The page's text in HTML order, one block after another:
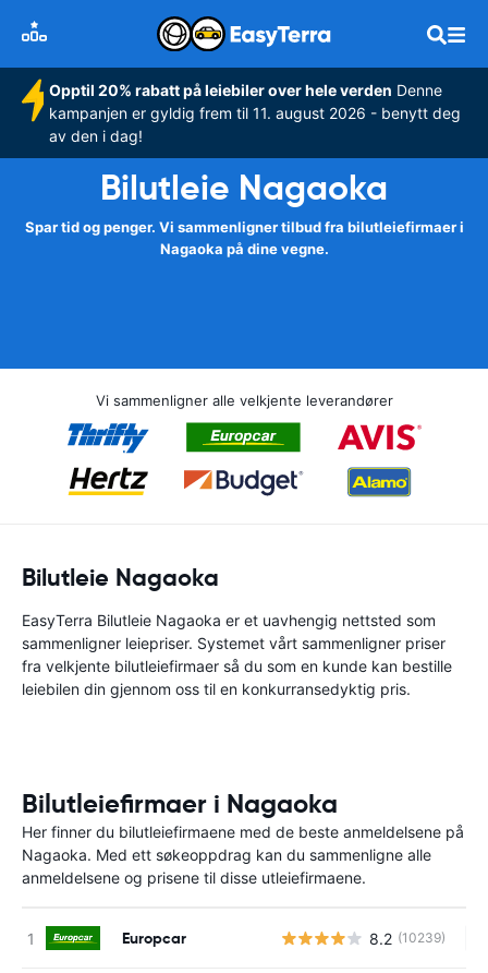
Opptil 20% rabatt på leiebiler over hele verden Denne
kampanjen er gyldig frem til 11. august 2026 - benytt deg
av den i dag!
Bilutleie Nagaoka
Spar tid og penger. Vi sammenligner tilbud fra bilutleiefirmaer i
Nagaoka på dine vegne.
Vi sammenligner alle velkjente leverandører
Bilutleie Nagaoka
EasyTerra Bilutleie Nagaoka er et uavhengig nettsted som
sammenligner leiepriser. Systemet vårt sammenligner priser
fra velkjente bilutleiefirmaer så du som en kunde kan bestille
leiebilen din gjennom oss til en konkurransedyktig pris.
Bilutleiefirmaer i Nagaoka
Her finner du bilutleiefirmaene med de beste anmeldelsene på
Nagaoka. Med ett søkeoppdrag kan du sammenligne alle
anmeldelsene og prisene til disse utleiefirmaene.
Europcar 8.2 (10239)